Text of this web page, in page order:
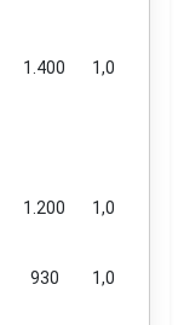
1.400 1,0
1.200 1,0
930 1,0